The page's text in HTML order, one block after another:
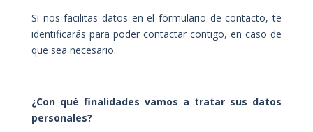
Si nos facilitas datos en el formulario de contacto, te
identificarás para poder contactar contigo, en caso de
que sea necesario.
¿Con qué finalidades vamos a tratar sus datos
personales?